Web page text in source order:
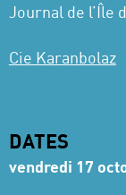
Journal de l’Île
Cie Karanbolaz
DATES
vendredi 17